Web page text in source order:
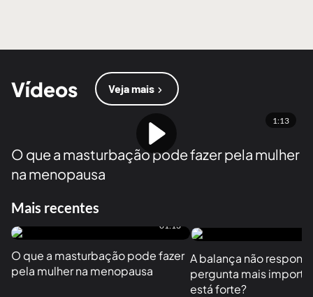
Vídeos Veja mais
1:13
O que a masturbação pode fazer pela mulher
na menopausa
Mais recentes
01:13
O que a masturbação pode fazer
pela mulher na menopausa
A balança não
pergunta mais
está forte?